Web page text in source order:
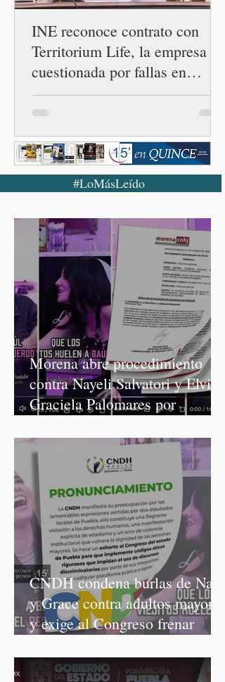
INE reconoce contrato con
Territorium Life, la empresa
cuestionada por fallas en
examen de la UNAM
#LoMásLeído
Morena abre procedimiento
contra Nayeli Salvatori y Elvia
Graciela Palomares por
CNDH condena burlas de Nay
y Grace contra adultos mayores
y exige al Congreso frenar